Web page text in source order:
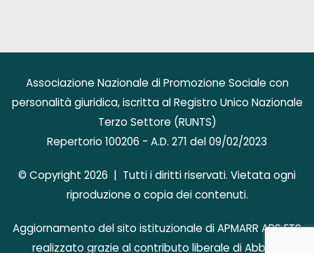
Associazione Nazionale di Promozione Sociale con
personalità giuridica, iscritta al Registro Unico Nazionale
Terzo Settore (RUNTS)
Repertorio 100206 - A.D. 271 del 09/02/2023
© Copyright 2026 | Tutti i diritti riservati. Vietata ogni
riproduzione o copia dei contenuti.
Aggiornamento del sito istituzionale di APMARR APS ETS
realizzato grazie al contributo liberale di AbbVie